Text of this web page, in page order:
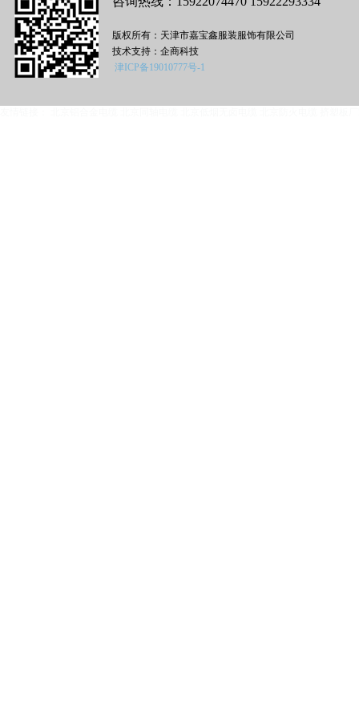
版权所有：天津市嘉宝鑫服装服饰有限公司
技术支持： 企商科技
津ICP备19010777号-1